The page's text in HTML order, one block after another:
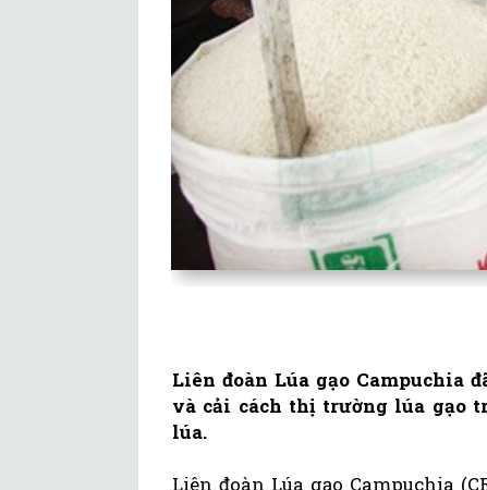
Liên đoàn Lúa gạo Campuchia
và cải cách thị trường lúa gạo
lúa.
Liên đoàn Lúa gạo Campuchia